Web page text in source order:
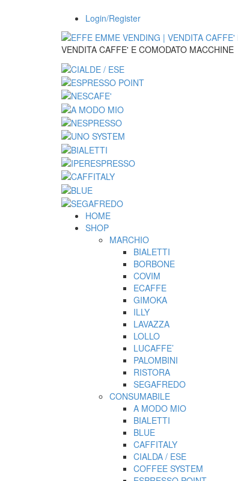
Login/Register
VENDITA CAFFE' E COMODATO MACCHINE
HOME
SHOP
MARCHIO
BIALETTI
BORBONE
COVIM
ECAFFE
GIMOKA
ILLY
LAVAZZA
LOLLO
LUCAFFE’
PALOMBINI
RISTORA
SEGAFREDO
CONSUMABILE
A MODO MIO
BIALETTI
BLUE
CAFFITALY
CIALDA / ESE
COFFEE SYSTEM